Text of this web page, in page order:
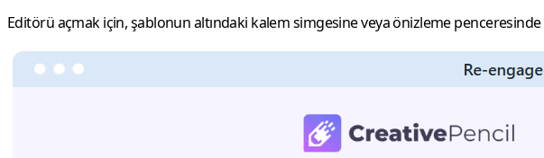
Editörü açmak için, şablonun altındaki kalem simgesine veya önizleme penceresinde